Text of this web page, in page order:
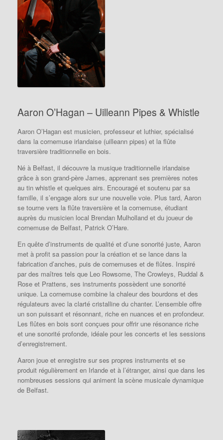
Aaron O’Hagan – Uilleann Pipes & Whistle
Aaron O’Hagan est musicien, professeur et luthier, spécialisé
dans la cornemuse irlandaise (uilleann pipes) et la flûte
traversière traditionnelle en bois.
Né à Belfast, il découvre la musique traditionnelle irlandaise
grâce à son grand-père James, apprenant ses premières notes
au tin whistle et quelques airs. Encouragé et soutenu par sa
famille, il s’engage alors sur une nouvelle voie. Plus tard, Aaron
se tourne vers la flûte traversière et la cornemuse, étudiant
auprès du musicien local Brendan Mulholland et du joueur de
cornemuse de Belfast, Patrick O’Hare.
En quête d’instruments de qualité et d’une sonorité juste, Aaron
met à profit sa passion pour la création et se lance dans la
fabrication d’anches, puis de cornemuses et de flûtes. Inspiré
par des maîtres tels que Leo Rowsome, The Crowleys, Ruddal &
Rose et Prattens, ses instruments possèdent une sonorité
unique. La cornemuse combine la chaleur des bourdons et des
régulateurs avec la clarté cristalline du chanter. L’ensemble offre
un son puissant et résonnant, riche en nuances et en profondeur.
Les flûtes en bois sont conçues pour offrir une résonance riche
et une sonorité profonde, idéale pour les concerts et les sessions
d’enregistrement.
Aaron joue et enregistre sur ses propres instruments et se
produit régulièrement en Irlande et à l’étranger, ainsi que dans les
nombreuses sessions qui animent la scène musicale dynamique
de Belfast.